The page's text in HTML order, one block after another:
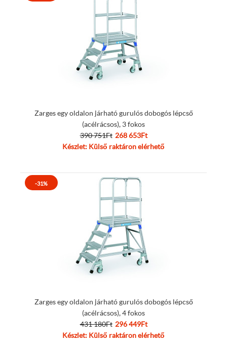
Zarges egy oldalon járható gurulós dobogós lépcső
(acélrácsos), 3 fokos
390 751Ft 268 653Ft
Készlet: Külső raktáron elérhető
-31%
Zarges egy oldalon járható gurulós dobogós lépcső
(acélrácsos), 4 fokos
431 180Ft 296 449Ft
Készlet: Külső raktáron elérhető